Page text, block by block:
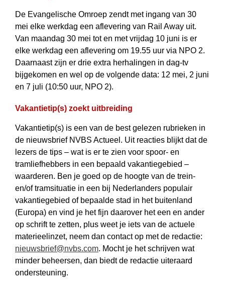
De Evangelische Omroep zendt met ingang van 30
mei elke werkdag een aflevering van Rail Away uit.
Van maandag 30 mei tot en met vrijdag 10 juni is er
elke werkdag een aflevering om 19.55 uur via NPO 2.
Daarnaast zijn er drie extra herhalingen in dag-tv
bijgekomen en wel op de volgende data: 12 mei, 2 juni
en 7 juli (10:50 uur, NPO 2).
Vakantietip(s) zoekt uitbreiding
Vakantietip(s) is een van de best gelezen rubrieken in
de nieuwsbrief NVBS Actueel. Uit reacties blijkt dat de
lezers de tips – wat is er te zien voor spoor- en
tramliefhebbers in een bepaald vakantiegebied –
waarderen. Ben je goed op de hoogte van de trein-
en/of tramsituatie in een bij Nederlanders populair
vakantiegebied of bepaalde stad in het buitenland
(Europa) en vind je het fijn daarover het een en ander
op schrift te zetten, plus weet je iets van de actuele
materieelinzet, neem dan contact op met de redactie:
nieuwsbrief@nvbs.com. Mocht je het schrijven wat
minder beheersen, dan biedt de redactie uiteraard
ondersteuning.